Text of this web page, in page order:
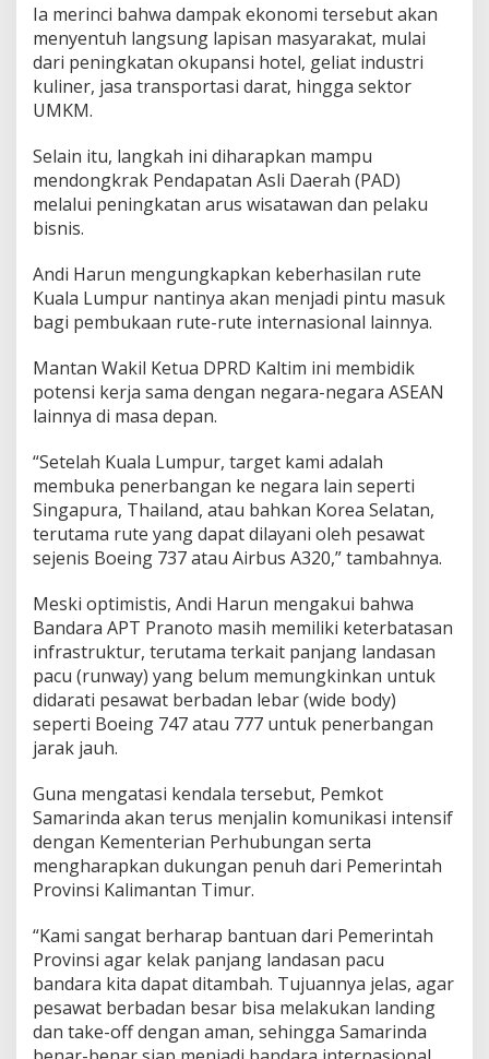
Ia merinci bahwa dampak ekonomi tersebut akan
menyentuh langsung lapisan masyarakat, mulai
dari peningkatan okupansi hotel, geliat industri
kuliner, jasa transportasi darat, hingga sektor
UMKM.
Selain itu, langkah ini diharapkan mampu
mendongkrak Pendapatan Asli Daerah (PAD)
melalui peningkatan arus wisatawan dan pelaku
bisnis.
Andi Harun mengungkapkan keberhasilan rute
Kuala Lumpur nantinya akan menjadi pintu masuk
bagi pembukaan rute-rute internasional lainnya.
Mantan Wakil Ketua DPRD Kaltim ini membidik
potensi kerja sama dengan negara-negara ASEAN
lainnya di masa depan.
“Setelah Kuala Lumpur, target kami adalah
membuka penerbangan ke negara lain seperti
Singapura, Thailand, atau bahkan Korea Selatan,
terutama rute yang dapat dilayani oleh pesawat
sejenis Boeing 737 atau Airbus A320,” tambahnya.
Meski optimistis, Andi Harun mengakui bahwa
Bandara APT Pranoto masih memiliki keterbatasan
infrastruktur, terutama terkait panjang landasan
pacu (runway) yang belum memungkinkan untuk
didarati pesawat berbadan lebar (wide body)
seperti Boeing 747 atau 777 untuk penerbangan
jarak jauh.
Guna mengatasi kendala tersebut, Pemkot
Samarinda akan terus menjalin komunikasi intensif
dengan Kementerian Perhubungan serta
mengharapkan dukungan penuh dari Pemerintah
Provinsi Kalimantan Timur.
“Kami sangat berharap bantuan dari Pemerintah
Provinsi agar kelak panjang landasan pacu
bandara kita dapat ditambah. Tujuannya jelas, agar
pesawat berbadan besar bisa melakukan landing
dan take-off dengan aman, sehingga Samarinda